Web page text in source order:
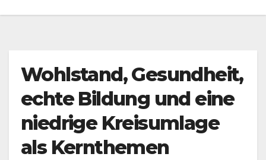
Wohlstand, Gesundheit,
echte Bildung und eine
niedrige Kreisumlage
als Kernthemen